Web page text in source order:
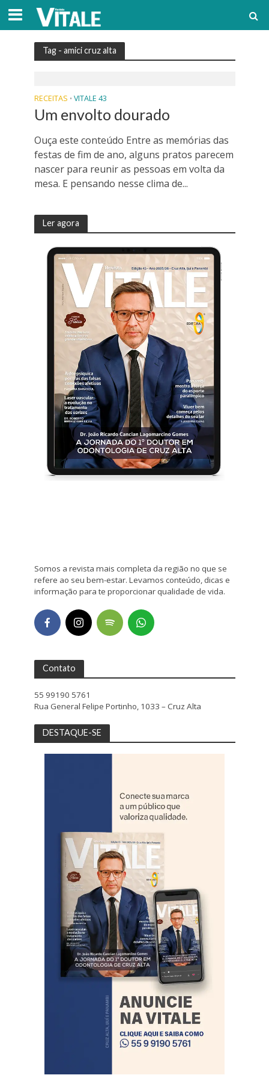
Tag - amici cruz alta
RECEITAS • VITALE 43
Um envolto dourado
Ouça este conteúdo Entre as memórias das
festas de fim de ano, alguns pratos parecem
nascer para reunir as pessoas em volta da
mesa. E pensando nesse clima de...
Ler agora
Somos a revista mais completa da região no que se
refere ao seu bem-estar. Levamos conteúdo, dicas e
informação para te proporcionar qualidade de vida.
Contato
55 99190 5761
Rua General Felipe Portinho, 1033 – Cruz Alta
DESTAQUE-SE